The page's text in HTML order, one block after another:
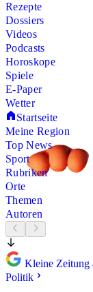
Rezepte
Dossiers
Videos
Podcasts
Horoskope
Spiele
E-Paper
Wetter
Startseite
Meine Region
Top News
Sport
Rubriken
Orte
Themen
Autoren
Kleine Zeitung
Politik